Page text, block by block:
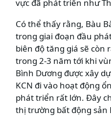
vực đã phát triển như
Có thể thấy rằng, Bàu
trong giai đoạn đầu
biên độ tăng giá sẽ còn
trong 2-3 năm tới khi
Bình Dương được xây
KCN đi vào hoạt động
phát triển rất lớn. Đây
thị trường bất động sản